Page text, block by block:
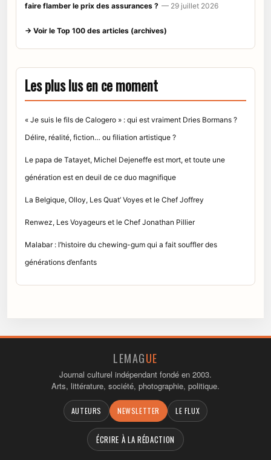
faire flamber le prix des assurances ? — 29 juillet 2026
→ Voir le Top 100 des articles (archives)
Les plus lus en ce moment
« Je suis le fils de Calogero » : qui est vraiment Dries Bormans ?
Délire, réalité, fiction… ou filiation artistique ?
Le papa de Tatayet, Michel Dejeneffe est mort, et toute une
génération est en deuil de ce duo magnifique
La Belgique, Olloy, Les Quat’ Voyes et le Chef Joffrey
Renwez, Les Voyageurs et le Chef Jonathan Pillier
Malabar : l’histoire du chewing-gum qui a fait souffler des
générations d’enfants
LEMAGUE
Journal culturel indépendant fondé en 2003.
Arts, littérature, société, photographie, politique.
AUTEURS NEWSLETTER LE FLUX
ÉCRIRE À LA RÉDACTION